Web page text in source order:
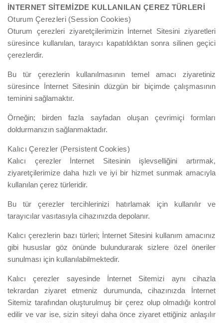
İNTERNET SİTEMİZDE KULLANILAN ÇEREZ TÜRLERİ
Oturum Çerezleri (Session Cookies)
Oturum çerezleri ziyaretçilerimizin İnternet Sitesini ziyaretleri
süresince kullanılan, tarayıcı kapatıldıktan sonra silinen geçici
çerezlerdir.
Bu tür çerezlerin kullanılmasının temel amacı ziyaretiniz
süresince İnternet Sitesinin düzgün bir biçimde çalışmasının
teminini sağlamaktır.
Örneğin; birden fazla sayfadan oluşan çevrimiçi formları
doldurmanızın sağlanmaktadır.
Kalıcı Çerezler (Persistent Cookies)
Kalıcı çerezler İnternet Sitesinin işlevselliğini artırmak,
ziyaretçilerimize daha hızlı ve iyi bir hizmet sunmak amacıyla
kullanılan çerez türleridir.
Bu tür çerezler tercihlerinizi hatırlamak için kullanılır ve
tarayıcılar vasıtasıyla cihazınızda depolanır.
Kalıcı çerezlerin bazı türleri; İnternet Sitesini kullanım amacınız
gibi hususlar göz önünde bulundurarak sizlere özel öneriler
sunulması için kullanılabilmektedir.
Kalıcı çerezler sayesinde İnternet Sitemizi aynı cihazla
tekrardan ziyaret etmeniz durumunda, cihazınızda İnternet
Sitemiz tarafından oluşturulmuş bir çerez olup olmadığı kontrol
edilir ve var ise, sizin siteyi daha önce ziyaret ettiğiniz anlaşılır